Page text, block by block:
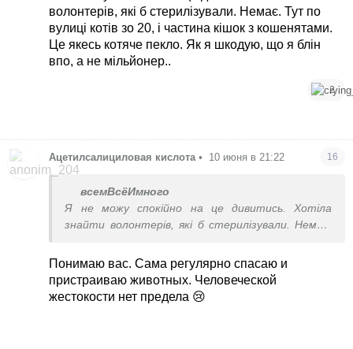
волонтерів, які б стерилізували. Немає. Тут по
вулиці котів зо 20, і частина кішок з кошенятами.
Це якесь котяче пекло. Як я шкодую, що я блін
впо, а не мільйонер..
2
Ацетилсалициловая кислота • 10 июня в 21:22 16
всемВсёИмного
Я не можу спокійно на це дивитись. Хотіла
знайти волонтерів, які б стерилізували. Немає.
кошенятами. Це якесь котяче пекло. Як я
шкодую, що я блін впо, а не мільйонер..
Понимаю вас. Сама регулярно спасаю и
пристраиваю животных. Человеческой
жестокости нет предела 😢